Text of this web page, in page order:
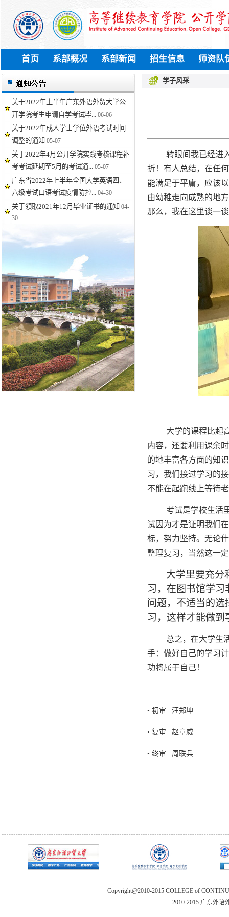
首页 系部概况 系部新闻 招生信息 师资队
关于2022年上半年广东外语外贸大学公
开学院考生申请自学考试毕... 06-06
关于2022年成人学士学位外语考试时间
调整的通知 05-07
关于2022年4月公开学院实践考核课程补
考考试延期至5月的考试通... 05-07
广东省2022年上半年全国大学英语四、
六级考试口语考试疫情防控... 04-30
关于领取2021年12月毕业证书的通知 04-
30
学子风采
转眼间我已经进
折！有人总结，在任
能满足于平庸，应该
由幼稚走向成熟的地
那么，我在这里谈一
大学的课程比起
内容，还要利用课余
的地丰富各方面的知
习，我们接过学习的
不能在起跑线上等待
考试是学校生活
试因为才是证明我们
标，努力坚持。无论
整理复习，当然这一
大学里要充分
习，在图书馆学
问题，不适当的选
习，这样才能做到
总之，在大学生
手：做好自己的学习
功将属于自己！
• 初审 | 汪郑坤
• 复审 | 赵章威
• 终审 | 周联兵
Copyright@2010-2015 COLLEGE of
2010-2015 广东外语